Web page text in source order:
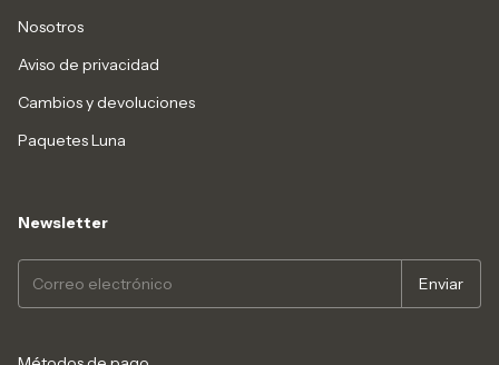
Nosotros
Aviso de privacidad
Cambios y devoluciones
Paquetes Luna
Newsletter